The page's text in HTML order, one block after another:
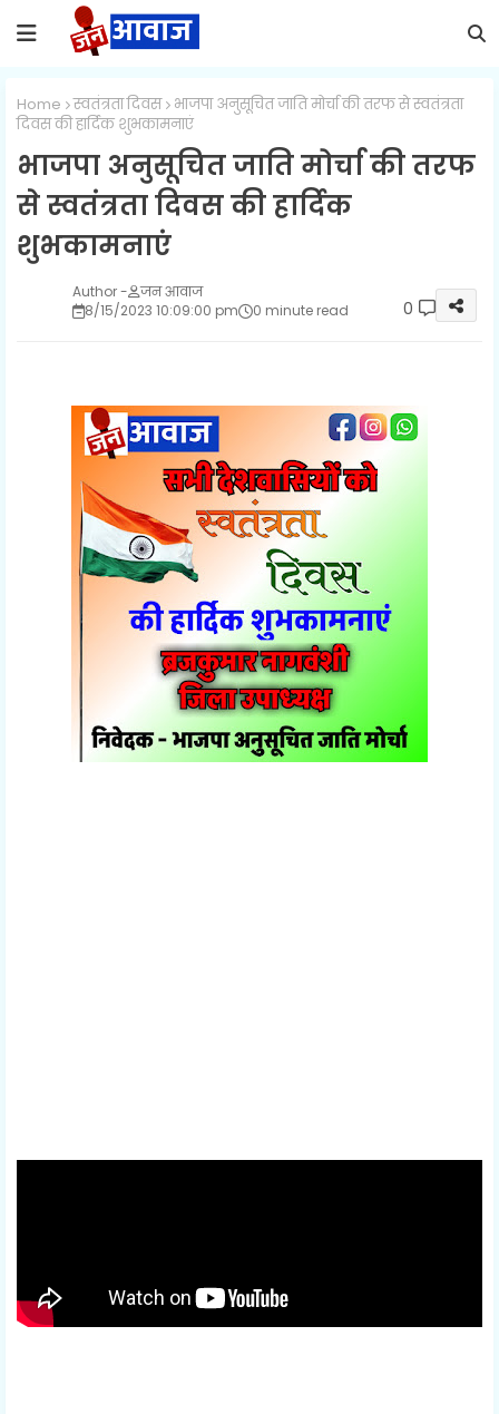
Home स्वतंत्रता दिवस
भाजपा अनुसूचित जाति मोर्चा की तरफ से स्वतंत्रता
दिवस की हार्दिक शुभकामनाएं
भाजपा अनुसूचित जाति मोर्चा की तरफ
से स्वतंत्रता दिवस की हार्दिक
शुभकामनाएं
जन आवाज
8/15/2023 10:09:00 pm
0 minute read 0